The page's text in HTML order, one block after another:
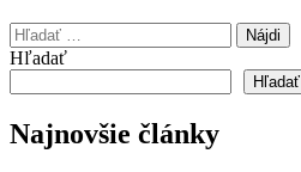
Hľadať:
Hľadať
Hľadať
Najnovšie články